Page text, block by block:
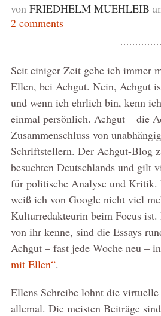
von FRIEDHELM MUEHLEIB
2 comments
Seit einiger Zeit gehe ich immer
Ellen, bei Achgut. Nein, Achgut
und wenn ich ehrlich bin, kenn
einmal persönlich. Achgut – die
Zusammenschluss von
Schriftstellern. Der Achgut-Blog
besuchten Deutschlands und gilt
für politische Analyse und Kritik.
weiß ich von Google nicht viel
Kulturredakteurin beim Focus ist.
von ihr kenne, sind die Essays
Achgut – fast jede Woche neu –
mit Ellen“.
Ellens Schreibe lohnt die
allemal. Die meisten Beiträge